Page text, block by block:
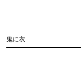
鬼に衣